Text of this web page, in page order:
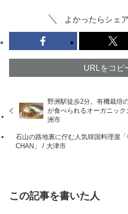
よかったらシェ
URLをコピ
野洲駅徒歩2分。有機栽培
が食べられるオーガニッ
洲市
石山の路地裏に佇む人気韓国料理屋
CHAN」 / 大津市
この記事を書いた人